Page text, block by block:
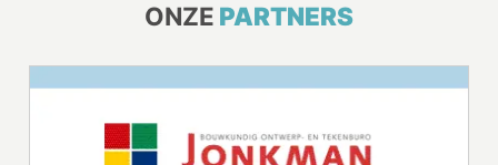
ONZE PARTNERS